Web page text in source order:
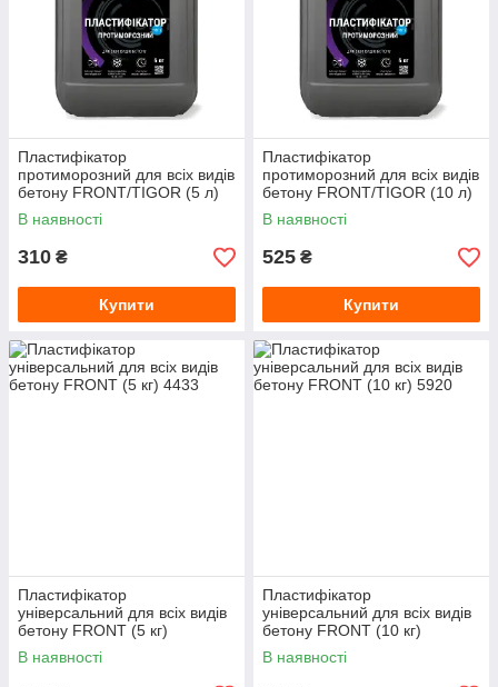
Пластифікатор
протиморозний для всіх видів
бетону FRONT/TIGOR (5 л)
В наявності
310 ₴
Купити
Пластифікатор
протиморозний для всіх видів
бетону FRONT/TIGOR (10 л)
В наявності
525 ₴
Купити
Пластифікатор
універсальний для всіх видів
бетону FRONT (5 кг)
В наявності
Пластифікатор
універсальний для всіх видів
бетону FRONT (10 кг)
В наявності